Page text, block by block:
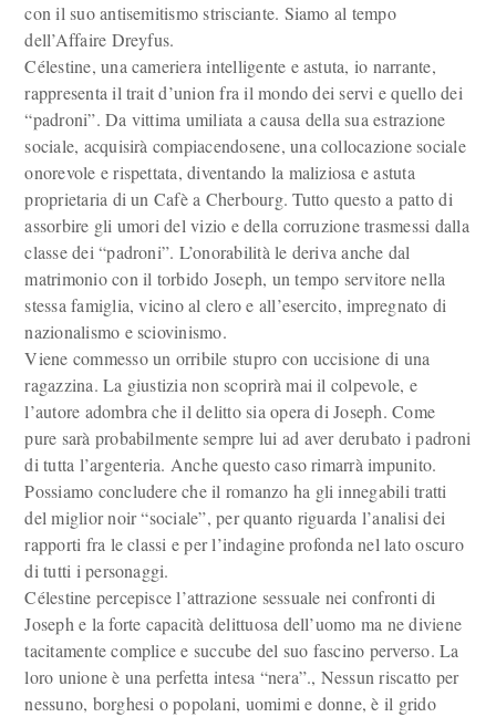
con il suo antisemitismo strisciante. Siamo al tempo
dell’Affaire Dreyfus.
Célestine, una cameriera intelligente e astuta, io narrante,
rappresenta il trait d’union fra il mondo dei servi e quello dei
“padroni”. Da vittima umiliata a causa della sua estrazione
sociale, acquisirà compiacendosene, una collocazione sociale
onorevole e rispettata, diventando la maliziosa e astuta
proprietaria di un Cafè a Cherbourg. Tutto questo a patto di
assorbire gli umori del vizio e della corruzione trasmessi dalla
classe dei “padroni”. L’onorabilità le deriva anche dal
matrimonio con il torbido Joseph, un tempo servitore nella
stessa famiglia, vicino al clero e all’esercito, impregnato di
nazionalismo e sciovinismo.
Viene commesso un orribile stupro con uccisione di una
ragazzina. La giustizia non scoprirà mai il colpevole, e
l’autore adombra che il delitto sia opera di Joseph. Come
pure sarà probabilmente sempre lui ad aver derubato i padroni
di tutta l’argenteria. Anche questo caso rimarrà impunito.
Possiamo concludere che il romanzo ha gli innegabili tratti
del miglior noir “sociale”, per quanto riguarda l’analisi dei
rapporti fra le classi e per l’indagine profonda nel lato oscuro
di tutti i personaggi.
Célestine percepisce l’attrazione sessuale nei confronti di
Joseph e la forte capacità delittuosa dell’uomo ma ne diviene
tacitamente complice e succube del suo fascino perverso. La
loro unione è una perfetta intesa “nera”., Nessun riscatto per
nessuno, borghesi o popolani, uomimi e donne, è il grido